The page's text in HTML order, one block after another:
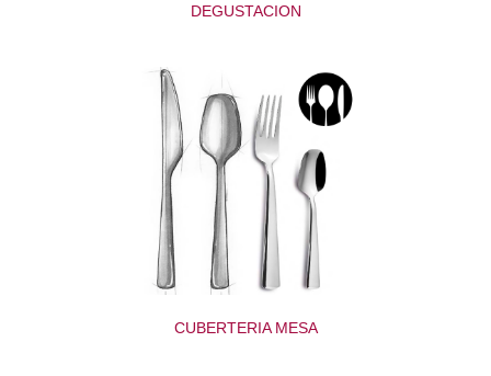
DEGUSTACION
CUBERTERIA MESA